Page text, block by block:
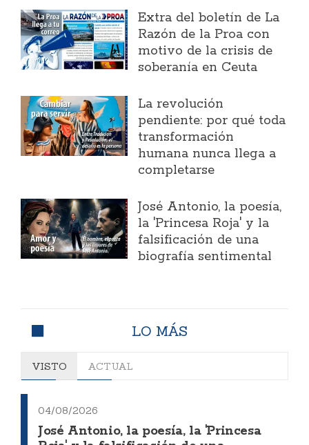
Extra del boletín de La
Razón de la Proa con
motivo de la crisis de
soberanía en Ceuta
La revolución
pendiente: por qué toda
transformación
humana nunca llega a
completarse
José Antonio, la poesía,
la 'Princesa Roja' y la
falsificación de una
biografía sentimental
LO MÁS
VISTO ACTUAL
04/08/2026
José Antonio, la poesía, la 'Princesa